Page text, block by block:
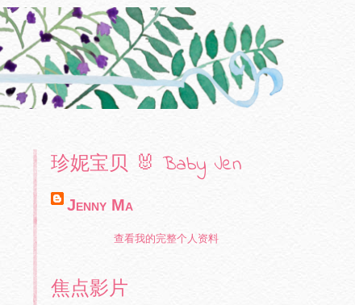
珍妮宝贝 🐰 Baby Jen
Jenny Ma
查看我的完整个人资料
焦点影片